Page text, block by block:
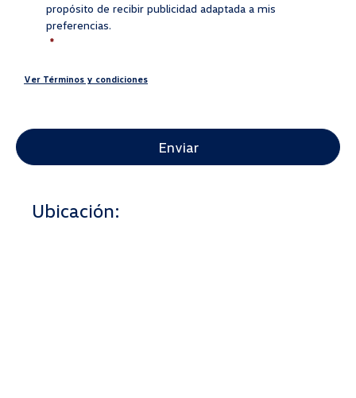
propósito de recibir publicidad adaptada a mis
preferencias.
*
Ver Términos y condiciones
Ubicación: